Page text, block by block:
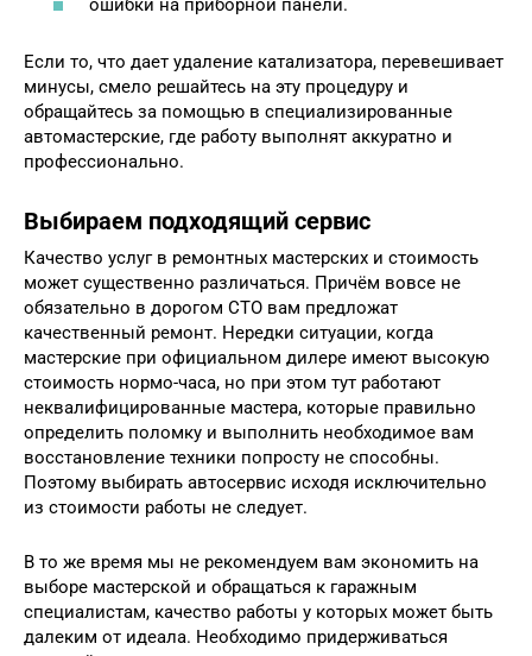
ошибки на приборной панели.
Если то, что дает удаление катализатора, перевешивает
минусы, смело решайтесь на эту процедуру и
обращайтесь за помощью в специализированные
автомастерские, где работу выполнят аккуратно и
профессионально.
Выбираем подходящий сервис
Качество услуг в ремонтных мастерских и стоимость
может существенно различаться. Причём вовсе не
обязательно в дорогом СТО вам предложат
качественный ремонт. Нередки ситуации, когда
мастерские при официальном дилере имеют высокую
стоимость нормо-часа, но при этом тут работают
неквалифицированные мастера, которые правильно
определить поломку и выполнить необходимое вам
восстановление техники попросту не способны.
Поэтому выбирать автосервис исходя исключительно
из стоимости работы не следует.
В то же время мы не рекомендуем вам экономить на
выборе мастерской и обращаться к гаражным
специалистам, качество работы у которых может быть
далеким от идеала. Необходимо придерживаться